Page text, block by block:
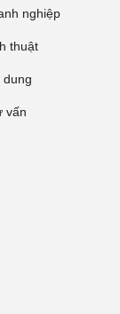
nghiệp
thuật
dung
vấn